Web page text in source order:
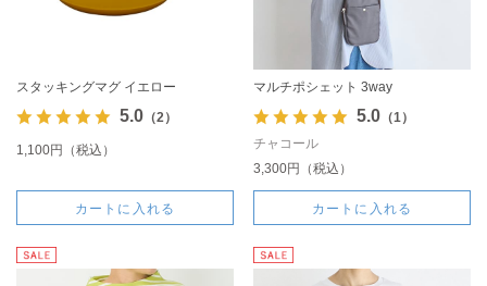
スタッキングマグ イエロー
5.0（2）
1,100円（税込）
カートに入れる
マルチポシェット 3way
5.0（1）
チャコール
3,300円（税込）
カートに入れる